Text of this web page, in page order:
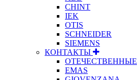
CHINT
IEK
OTIS
SCHNEIDER
SIEMENS
КОНТАКТЫ
ОТЕЧЕСТВЕННЫЕ
EMAS